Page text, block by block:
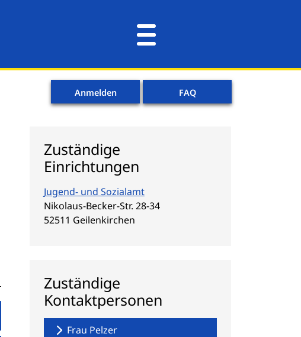
FAQ
Anmelden
Zuständige
Einrichtungen
Jugend- und Sozialamt
Straße:
Nikolaus-Becker-Str. Hausnummer:
28-34
PLZ:
52511 Ort:
Geilenkirchen
Zuständige
Kontaktpersonen
Frau Pelzer